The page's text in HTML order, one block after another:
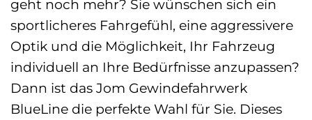
geht noch mehr? Sie wünschen sich ein
sportlicheres Fahrgefühl, eine aggressivere
Optik und die Möglichkeit, Ihr Fahrzeug
individuell an Ihre Bedürfnisse anzupassen?
Dann ist das Jom Gewindefahrwerk
BlueLine die perfekte Wahl für Sie. Dieses